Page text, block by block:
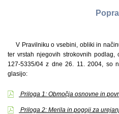
V Pravilniku o vsebini, obliki in
ter vrstah njegovih strokovnih podlag,
127-5335/04 z dne 26. 11. 2004, so
glasijo:
Priloga 1: Območja osnovne in
Priloga 2: Merila in pogoji za